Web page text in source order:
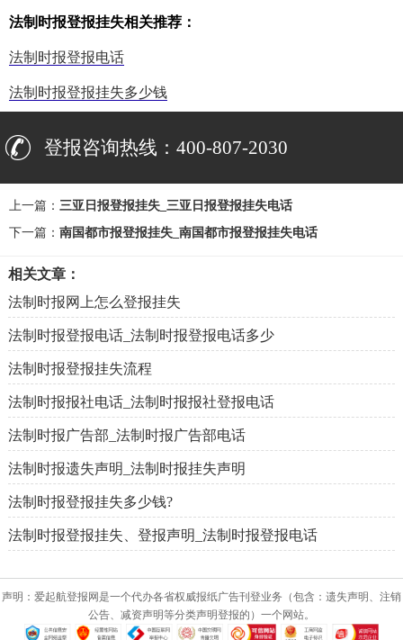
法制时报登报挂失相关推荐：
法制时报登报电话
法制时报登报挂失多少钱
登报咨询热线：400-807-2030
上一篇： 三亚日报登报挂失_三亚日报登报挂失电话
下一篇： 南国都市报登报挂失_南国都市报登报挂失电话
相关文章：
法制时报网上怎么登报挂失
法制时报登报电话_法制时报登报电话多少
法制时报登报挂失流程
法制时报报社电话_法制时报报社登报电话
法制时报广告部_法制时报广告部电话
法制时报遗失声明_法制时报挂失声明
法制时报登报挂失多少钱?
法制时报登报挂失、登报声明_法制时报登报电话
声明：爱起航登报网是一个代办各省权威报纸广告刊登业务（包含：遗失声明、注销
公告、减资声明等分类声明登报的）一个网站。